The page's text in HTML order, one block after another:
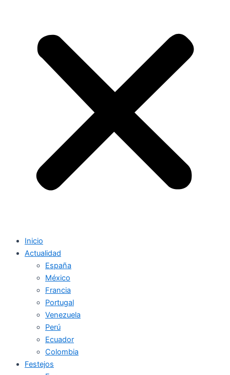
Inicio
Actualidad
España
México
Francia
Portugal
Venezuela
Perú
Ecuador
Colombia
Festejos